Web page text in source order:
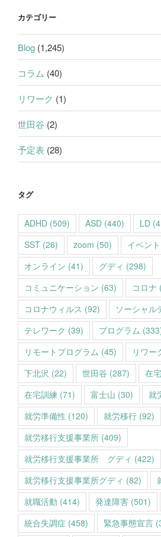
カテゴリー
Blog (1,245)
コラム (40)
リワーク (1)
世田谷 (2)
予定表 (28)
タグ
ADHD (509) ASD (440) LD
SST (26) zoom (50) イベント
オンライン (41) グディ (298)
コミュニケーション (63) コロナ
コロナウィルス (92) ソーシャル
テレワーク (39) プログラム
リモートプログラム (45) リワー
下北沢 (22) 世田谷 (287) 在
在宅訓練 (71) 富士山 (30) 就
就労準備性 (120) 就労移行 (92)
就労移行支援事業所 (409)
就労移行支援事業所 グディ (422)
就労移行支援事業所グディ (82)
就職活動 (414) 発達障害 (501)
統合失調症 (458) 緊急事態宣言